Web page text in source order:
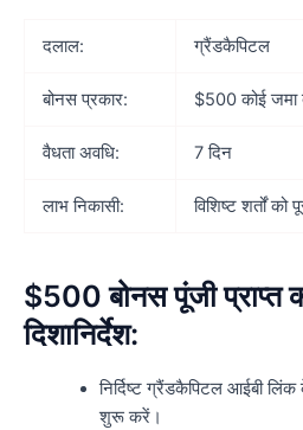
दलाल: ग्रैंडकैपिटल
बोनस प्रकार: $500 कोई जमा
वैधता अवधि: 7 दिन
लाभ निकासी: विशिष्ट शर्तों
$500 बोनस पूंजी प्राप्त
दिशानिर्देश:
निर्दिष्ट ग्रैंडकैपिटल आईबी
शुरू करें।